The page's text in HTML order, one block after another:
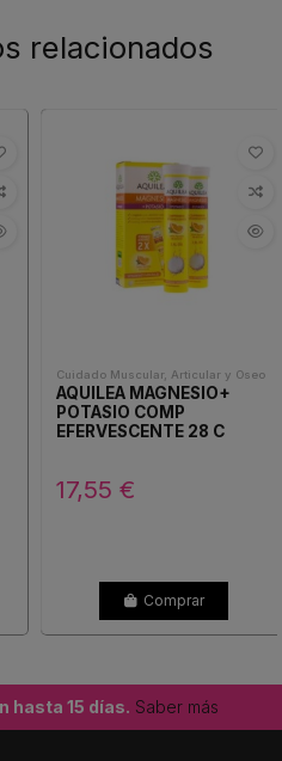
relacionados
Cuidado Muscular, Articular y Oseo
AQUILEA MAGNESIO+
POTASIO COMP
EFERVESCENTE 28 C
17,55 €
Comprar
hasta 15 días. Saber más